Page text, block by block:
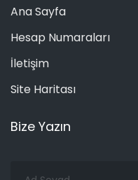
Ana Sayfa
Hesap Numaraları
İletişim
Site Haritası
Bize Yazın